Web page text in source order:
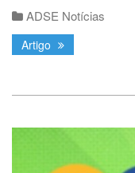
ADSE Notícias
Artigo